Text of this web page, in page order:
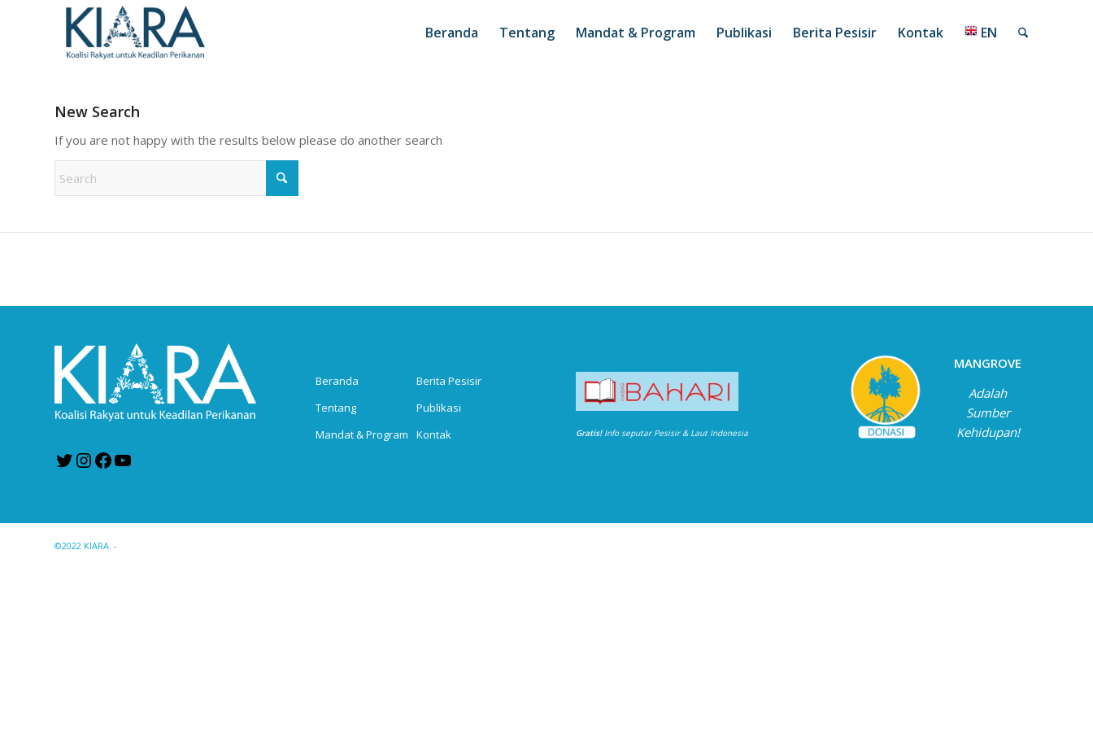
Beranda Tentang Mandat & Program Publikasi Berita Pesisir Kontak EN
New Search
If you are not happy with the results below please do another search
TwitterInstagram
Facebook
Beranda
Tentang
Mandat & Program
Berita Pesisir
Publikasi
Kontak
Gratis! Info seputar Pesisir & Laut Indonesia
MANGROVE
Adalah
Sumber
Kehidupan!
©2022 KIARA. -